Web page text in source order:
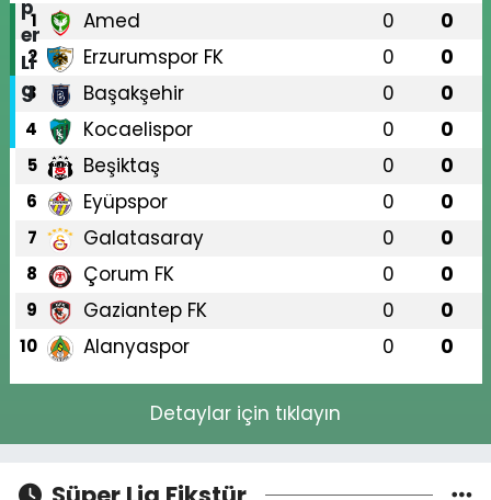
1 Amed 0 0
2 Erzurumspor FK 0 0
3 Başakşehir 0 0
4 Kocaelispor 0 0
5 Beşiktaş 0 0
6 Eyüpspor 0 0
7 Galatasaray 0 0
8 Çorum FK 0 0
9 Gaziantep FK 0 0
10 Alanyaspor 0 0
Detaylar için tıklayın